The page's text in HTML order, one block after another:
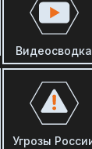
Видеосводка
Угрозы